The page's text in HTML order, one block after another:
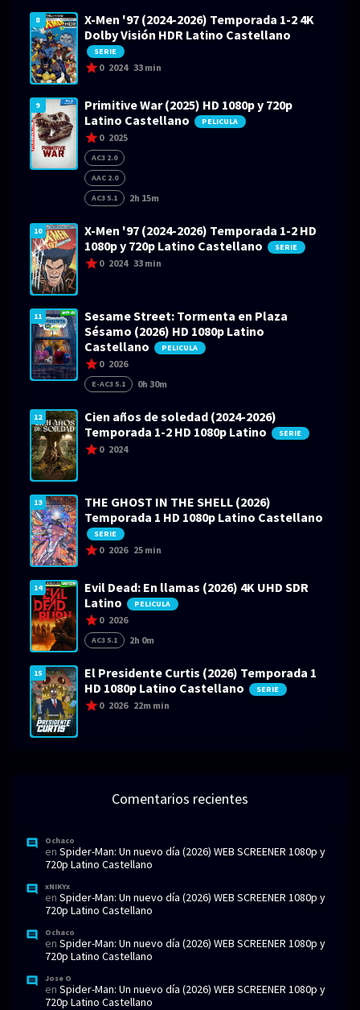
8
X-Men '97 (2024-2026) Temporada 1-2 4K
Dolby Visión HDR Latino Castellano
SERIE
0 2024 33 min
9
Primitive War (2025) HD 1080p y 720p
Latino Castellano
PELICULA
0 2025
AC3 2.0
AAC 2.0
AC3 5.1
2h 15m
10
X-Men '97 (2024-2026) Temporada 1-2 HD
1080p y 720p Latino Castellano
SERIE
0 2024 33 min
11
Sesame Street: Tormenta en Plaza
Sésamo (2026) HD 1080p Latino
Castellano
PELICULA
0 2026
E-AC3 5.1 0h 30m
12
Cien años de soledad (2024-2026)
Temporada 1-2 HD 1080p Latino
SERIE
0 2024
13
THE GHOST IN THE SHELL (2026)
Temporada 1 HD 1080p Latino Castellano
SERIE
0 2026 25 min
14
Evil Dead: En llamas (2026) 4K UHD SDR
Latino
PELICULA
0 2026
AC3 5.1 2h 0m
15
El Presidente Curtis (2026) Temporada 1
HD 1080p Latino Castellano
SERIE
0 2026 22m min
Comentarios recientes
Ochaco
en Spider-Man: Un nuevo día (2026) WEB SCREENER 1080p y
720p Latino Castellano
xNIKYx
en Spider-Man: Un nuevo día (2026) WEB SCREENER 1080p y
720p Latino Castellano
Ochaco
en Spider-Man: Un nuevo día (2026) WEB SCREENER 1080p y
720p Latino Castellano
Jose O
en Spider-Man: Un nuevo día (2026) WEB SCREENER 1080p y
720p Latino Castellano